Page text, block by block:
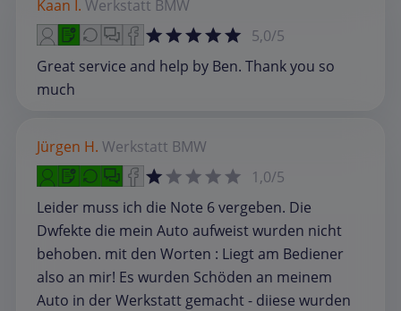
Kaan I. Werkstatt BMW
5,0/5
Great service and help by Ben. Thank you so
much
Jürgen H. Werkstatt BMW
1,0/5
Leider muss ich die Note 6 vergeben. Die
Dwfekte die mein Auto aufweist wurden nicht
behoben. mit den Worten : Liegt am Bediener
also an mir! Es wurden Schöden an meinem
Auto in der Werkstatt gemacht - diiese wurden